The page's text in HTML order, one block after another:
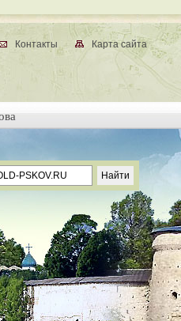
Контакты Карта сайта